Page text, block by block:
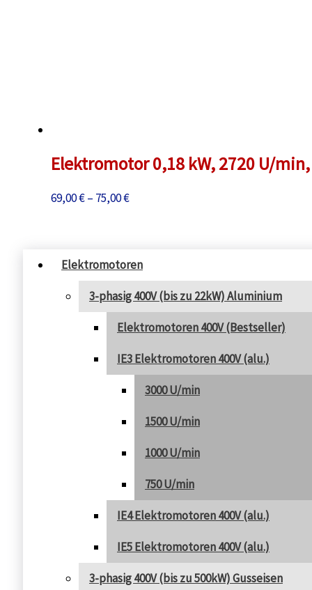
Elektromotoren
3-phasig 400V (bis zu 22kW) Aluminium
Elektromotoren 400V (Bestseller)
IE3 Elektromotoren 400V (alu.)
3000 U/min
1500 U/min
1000 U/min
750 U/min
IE4 Elektromotoren 400V (alu.)
IE5 Elektromotoren 400V (alu.)
3-phasig 400V (bis zu 500kW) Gusseisen
Elektromotor 0,18 kW, 2720 U/min,
69,00€– 75,00€Preisspanne: